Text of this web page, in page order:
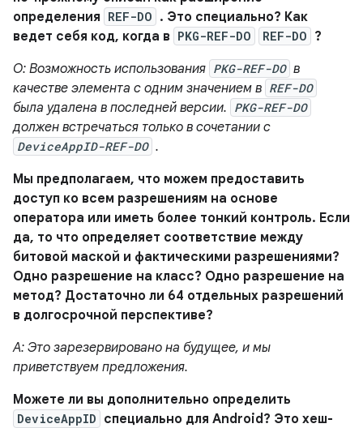
определения REF-DO . Это специально? Как
ведет себя код, когда в PKG-REF-DO REF-DO ?
О: Возможность использования PKG-REF-DO в
качестве элемента с одним значением в REF-DO
была удалена в последней версии. PKG-REF-DO
должен встречаться только в сочетании с
DeviceAppID-REF-DO .
Мы предполагаем, что можем предоставить
доступ ко всем разрешениям на основе
оператора или иметь более тонкий контроль. Если
да, то что определяет соответствие между
битовой маской и фактическими разрешениями?
Одно разрешение на класс? Одно разрешение на
метод? Достаточно ли 64 отдельных разрешений
в долгосрочной перспективе?
A: Это зарезервировано на будущее, и мы
приветствуем предложения.
Можете ли вы дополнительно определить
DeviceAppID специально для Android? Это хеш-